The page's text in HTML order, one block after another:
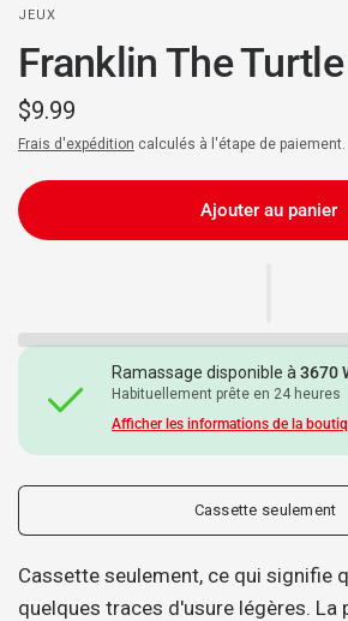
JEUX
Franklin The Turtle
$9.99
Frais d'expédition calculés à l'étape de paiement.
Ajouter au panier
Ramassage disponible à3670
Habituellement prête en 24 heures
Afficher les informations de la
Cassette seulement
Cassette seulement, ce qui signifie
quelques traces d'usure légères. La